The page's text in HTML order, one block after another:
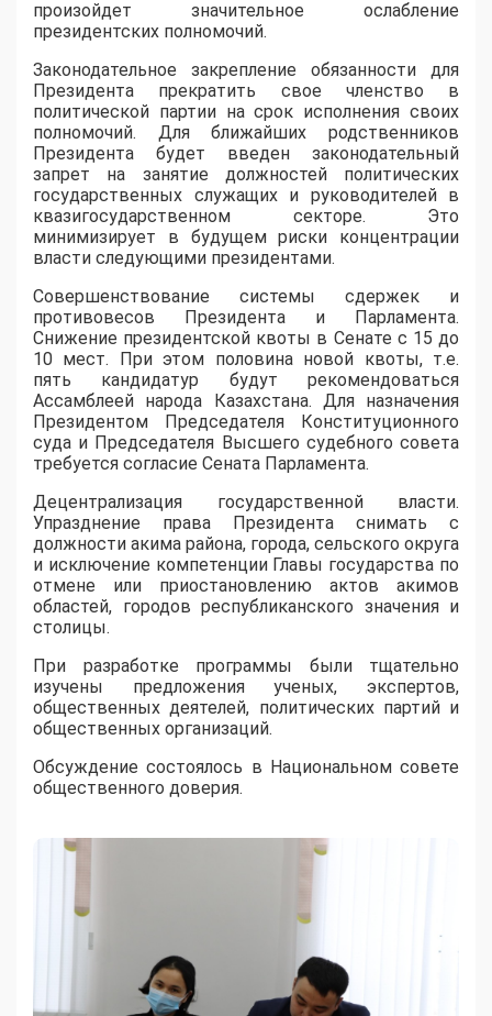
произойдет значительное ослабление
президентских полномочий.
Законодательное закрепление обязанности для
Президента прекратить свое членство в
политической партии на срок исполнения своих
полномочий. Для ближайших родственников
Президента будет введен законодательный
запрет на занятие должностей политических
государственных служащих и руководителей в
квазигосударственном секторе. Это
минимизирует в будущем риски концентрации
власти следующими президентами.
Совершенствование системы сдержек и
противовесов Президента и Парламента.
Снижение президентской квоты в Сенате с 15 до
10 мест. При этом половина новой квоты, т.е.
пять кандидатур будут рекомендоваться
Ассамблеей народа Казахстана. Для назначения
Президентом Председателя Конституционного
суда и Председателя Высшего судебного совета
требуется согласие Сената Парламента.
Децентрализация государственной власти.
Упразднение права Президента снимать с
должности акима района, города, сельского округа
и исключение компетенции Главы государства по
отмене или приостановлению актов акимов
областей, городов республиканского значения и
столицы.
При разработке программы были тщательно
изучены предложения ученых, экспертов,
общественных деятелей, политических партий и
общественных организаций.
Обсуждение состоялось в Национальном совете
общественного доверия.